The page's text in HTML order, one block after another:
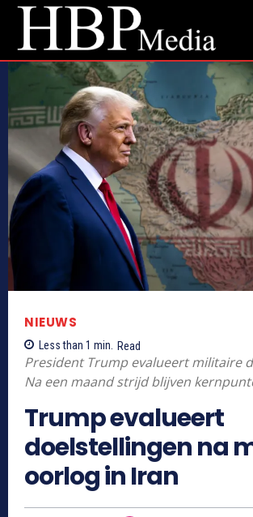
NIEUWS
Less than 1 min. Read
President Trump evalueert militaire
Na een maand strijd blijven
Trump evalueert
doelstellingen na
oorlog in Iran